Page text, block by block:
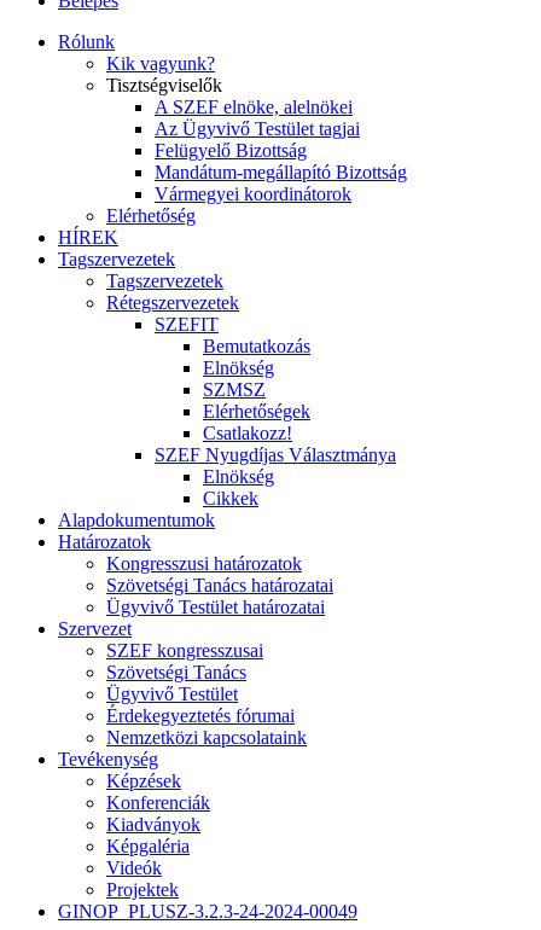
Rólunk
Kik vagyunk?
Tisztségviselők
A SZEF elnöke, alelnökei
Az Ügyvivő Testület tagjai
Felügyelő Bizottság
Mandátum-megállapító Bizottság
Vármegyei koordinátorok
Elérhetőség
HÍREK
Tagszervezetek
Tagszervezetek
Rétegszervezetek
SZEFIT
Bemutatkozás
Elnökség
SZMSZ
Elérhetőségek
Csatlakozz!
SZEF Nyugdíjas Választmánya
Elnökség
Cikkek
Alapdokumentumok
Határozatok
Kongresszusi határozatok
Szövetségi Tanács határozatai
Ügyvivő Testület határozatai
Szervezet
SZEF kongresszusai
Szövetségi Tanács
Ügyvivő Testület
Érdekegyeztetés fórumai
Nemzetközi kapcsolataink
Tevékenység
Képzések
Konferenciák
Kiadványok
Képgaléria
Videók
Projektek
GINOP_PLUSZ-3.2.3-24-2024-00049